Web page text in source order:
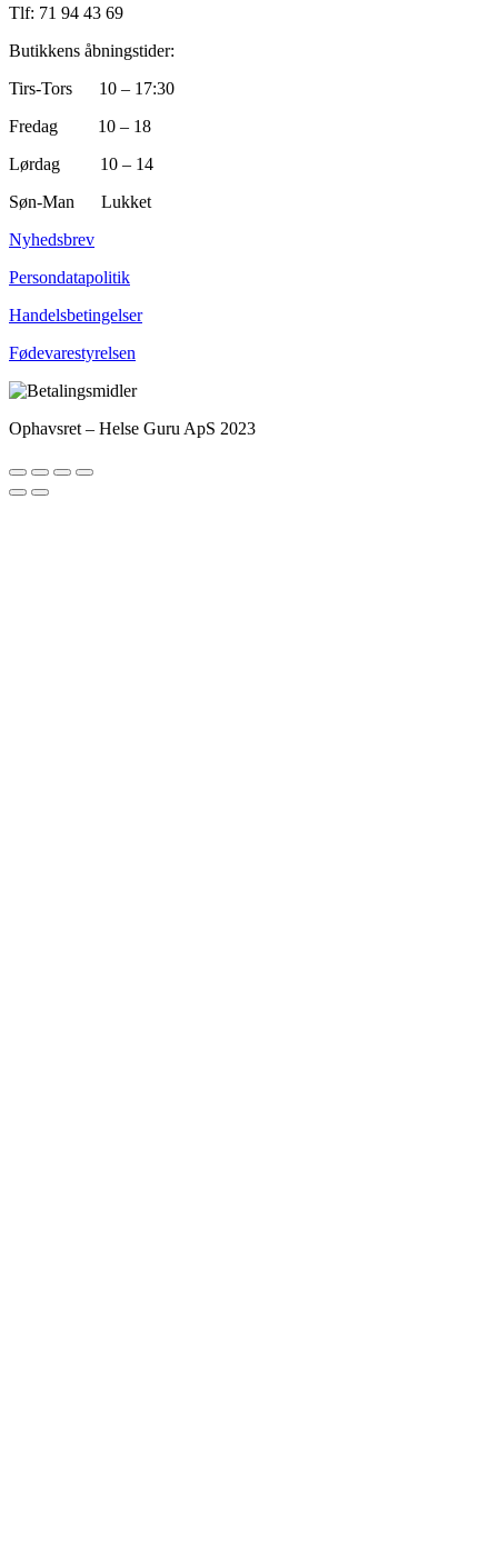
Tlf: 71 94 43 69
Butikkens åbningstider:
Tirs-Tors 10 – 17:30
Fredag 10 – 18
Lørdag 10 – 14
Søn-Man Lukket
Nyhedsbrev
Persondatapolitik
Handelsbetingelser
Fødevarestyrelsen
Ophavsret – Helse Guru ApS 2023